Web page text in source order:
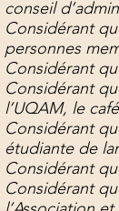
conseil
Considérant
personnes
Considérant
Considérant
l’UQAM, le
Considérant
étudiante de
Considérant
Considérant